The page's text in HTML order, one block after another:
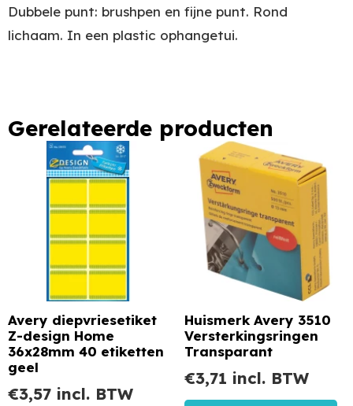
Dubbele punt: brushpen en fijne punt. Rond
lichaam. In een plastic ophangetui.
Gerelateerde producten
Avery diepvriesetiket
Z-design Home
36x28mm 40 etiketten
geel
€3,57 incl. BTW
Huismerk Avery 3510
Versterkingsringen
Transparant
€3,71 incl. BTW